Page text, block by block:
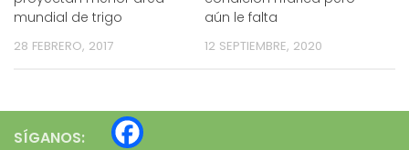
mundial de trigo
28 FEBRERO, 2017
aún le falta
12 SEPTIEMBRE, 2020
SÍGANOS: